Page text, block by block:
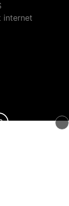
internet